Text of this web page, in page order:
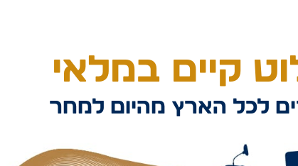
קיים במלאי
לכל הארץ מהיום למחר